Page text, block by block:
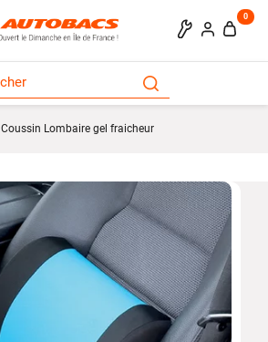
0
Coussin Lombaire gel fraicheur